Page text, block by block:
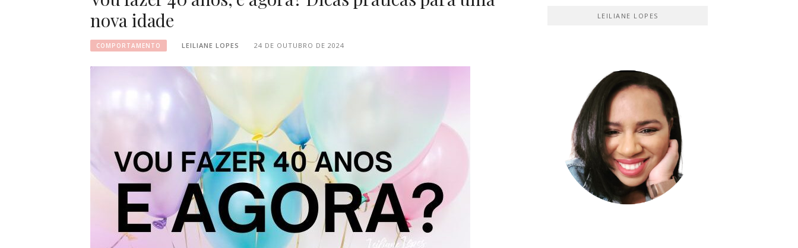
nova idade
COMPORTAMENTO LEILIANE LOPES 24 DE OUTUBRO DE 2024
LEILIANE LOPES